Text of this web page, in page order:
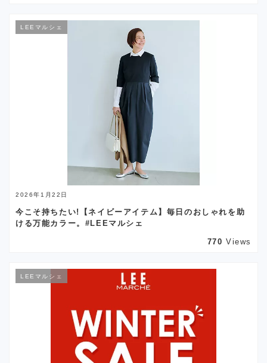
2026年1月22日
LEEマルシェ
今こそ持ちたい!【ネイビーアイテム】毎日のおしゃれを助
ける万能カラー。#LEEマルシェ
770 Views
LEEマルシェ